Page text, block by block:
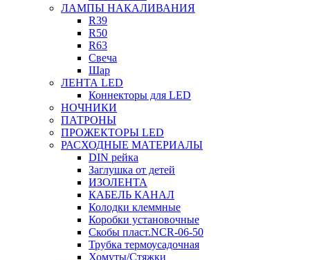
ЛАМПЫ НАКАЛИВАНИЯ
R39
R50
R63
Свеча
Шар
ЛЕНТА LED
Коннекторы для LED
НОЧНИКИ
ПАТРОНЫ
ПРОЖЕКТОРЫ LED
РАСХОДНЫЕ МАТЕРИАЛЫ
DIN рейка
Заглушка от детей
ИЗОЛЕНТА
КАБЕЛЬ КАНАЛ
Колодки клеммные
Коробки установочные
Скобы пласт.NCR-06-50
Трубка термоусадочная
Хомуты/Стяжки